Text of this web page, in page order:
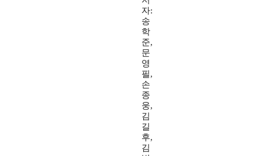
자:
송
학
준,
문
영
필,
손
종
웅,
김
길
후,
김